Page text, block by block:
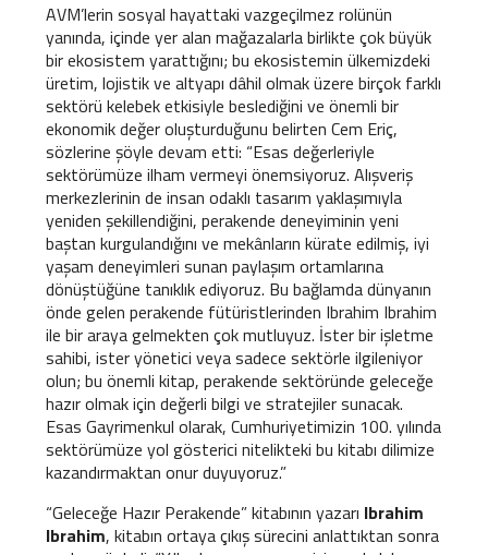
AVM’lerin sosyal hayattaki vazgeçilmez rolünün
yanında, içinde yer alan mağazalarla birlikte çok büyük
bir ekosistem yarattığını; bu ekosistemin ülkemizdeki
üretim, lojistik ve altyapı dâhil olmak üzere birçok farklı
sektörü kelebek etkisiyle beslediğini ve önemli bir
ekonomik değer oluşturduğunu belirten Cem Eriç,
sözlerine şöyle devam etti: “Esas değerleriyle
sektörümüze ilham vermeyi önemsiyoruz. Alışveriş
merkezlerinin de insan odaklı tasarım yaklaşımıyla
yeniden şekillendiğini, perakende deneyiminin yeni
baştan kurgulandığını ve mekânların kürate edilmiş, iyi
yaşam deneyimleri sunan paylaşım ortamlarına
dönüştüğüne tanıklık ediyoruz. Bu bağlamda dünyanın
önde gelen perakende fütüristlerinden Ibrahim Ibrahim
ile bir araya gelmekten çok mutluyuz. İster bir işletme
sahibi, ister yönetici veya sadece sektörle ilgileniyor
olun; bu önemli kitap, perakende sektöründe geleceğe
hazır olmak için değerli bilgi ve stratejiler sunacak.
Esas Gayrimenkul olarak, Cumhuriyetimizin 100. yılında
sektörümüze yol gösterici nitelikteki bu kitabı dilimize
kazandırmaktan onur duyuyoruz.”
“Geleceğe Hazır Perakende” kitabının yazarı Ibrahim
Ibrahim, kitabın ortaya çıkış sürecini anlattıktan sonra